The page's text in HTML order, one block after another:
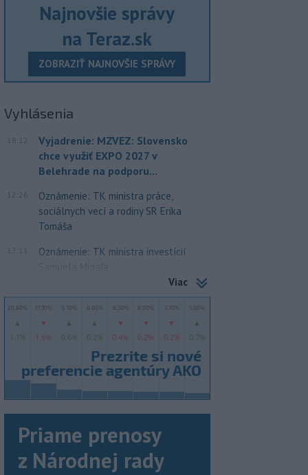
Najnovšie správy
na Teraz.sk
ZOBRAZIŤ NAJNOVŠIE SPRÁVY
Vyhlásenia
18:12
Vyjadrenie: MZVEZ: Slovensko
chce využiť EXPO 2027 v
Belehrade na podporu...
12:26
Oznámenie: TK ministra práce,
sociálnych vecí a rodiny SR Erika
Tomáša
Oznámenie: TK ministra investícií
Samuela Migaľa
Viac
Priame prenosy
z Národnej rady